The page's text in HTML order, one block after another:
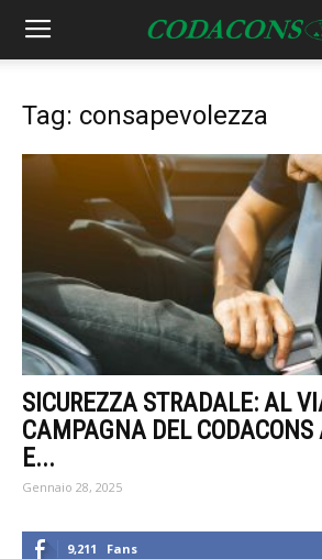
Tag: consapevolezza
SICUREZZA STRADALE: AL
CAMPAGNA DEL CODACONS
E...
Gennaio 28, 2025
9,211 Fans